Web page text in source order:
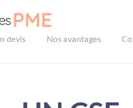
devis
Nos avantages